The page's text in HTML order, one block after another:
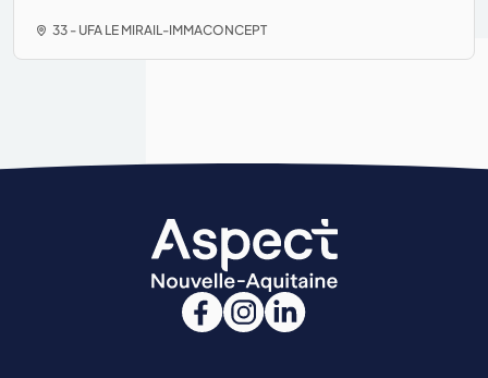
33 - UFA LE MIRAIL-IMMACONCEPT